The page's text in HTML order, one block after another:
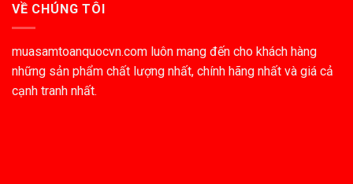
VỀ CHÚNG TÔI
muasamtoanquocvn.com luôn mang đến cho khách hàng
những sản phẩm chất lượng nhất, chính hãng nhất và giá cả
cạnh tranh nhất.